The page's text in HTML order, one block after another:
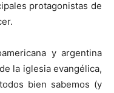
protagonistas de
y argentina
la iglesia evangélica,
bien sabemos (y